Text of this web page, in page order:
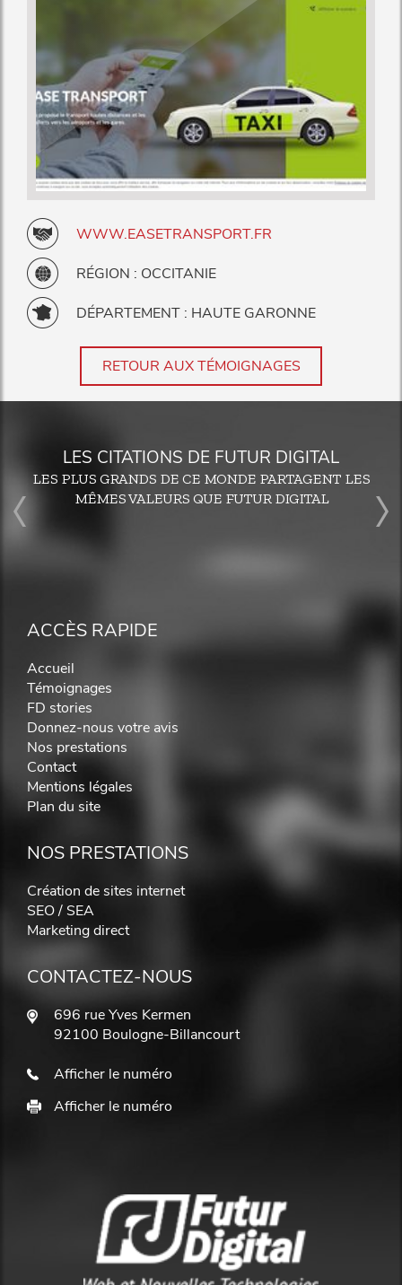
WWW.EASETRANSPORT.FR
RÉGION : OCCITANIE
DÉPARTEMENT : HAUTE GARONNE
RETOUR AUX TÉMOIGNAGES
LES CITATIONS DE FUTUR DIGITAL
LES PLUS GRANDS DE CE MONDE PARTAGENT LES
MÊMES VALEURS QUE FUTUR DIGITAL
ACCÈS RAPIDE
Accueil
Témoignages
FD stories
Donnez-nous votre avis
Nos prestations
Contact
Mentions légales
Plan du site
NOS PRESTATIONS
Création de sites internet
SEO / SEA
Marketing direct
CONTACTEZ-NOUS
696 rue Yves Kermen
92100 Boulogne-Billancourt
Afficher le numéro
Afficher le numéro